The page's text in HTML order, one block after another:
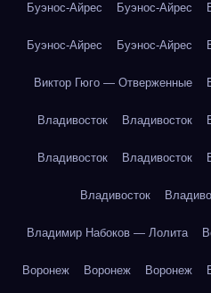
Буэнос-Айрес Буэнос-Айрес
Буэнос-Айрес Буэнос-Айрес
Виктор Гюго — Отверженные
Владивосток Владивосток
Владивосток Владивосток
Владивосток
Владимир Набоков — Лолита
Воронеж Воронеж Воронеж